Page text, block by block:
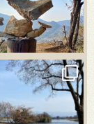
3月 18